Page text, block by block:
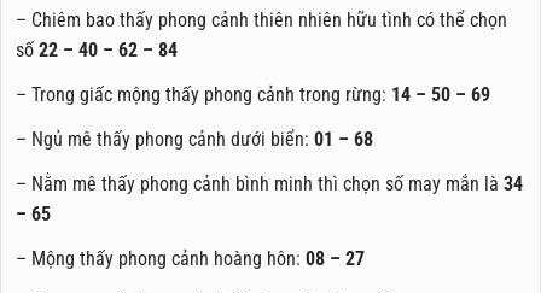
– Chiêm bao thấy phong cảnh thiên nhiên hữu tình có thể chọn
số 22 – 40 – 62 – 84
– Trong giấc mộng thấy phong cảnh trong rừng: 14 – 50 – 69
– Ngủ mê thấy phong cảnh dưới biển: 01 – 68
– Nằm mê thấy phong cảnh bình minh thì chọn số may mắn là 34
– 65
– Mộng thấy phong cảnh hoàng hôn: 08 – 27